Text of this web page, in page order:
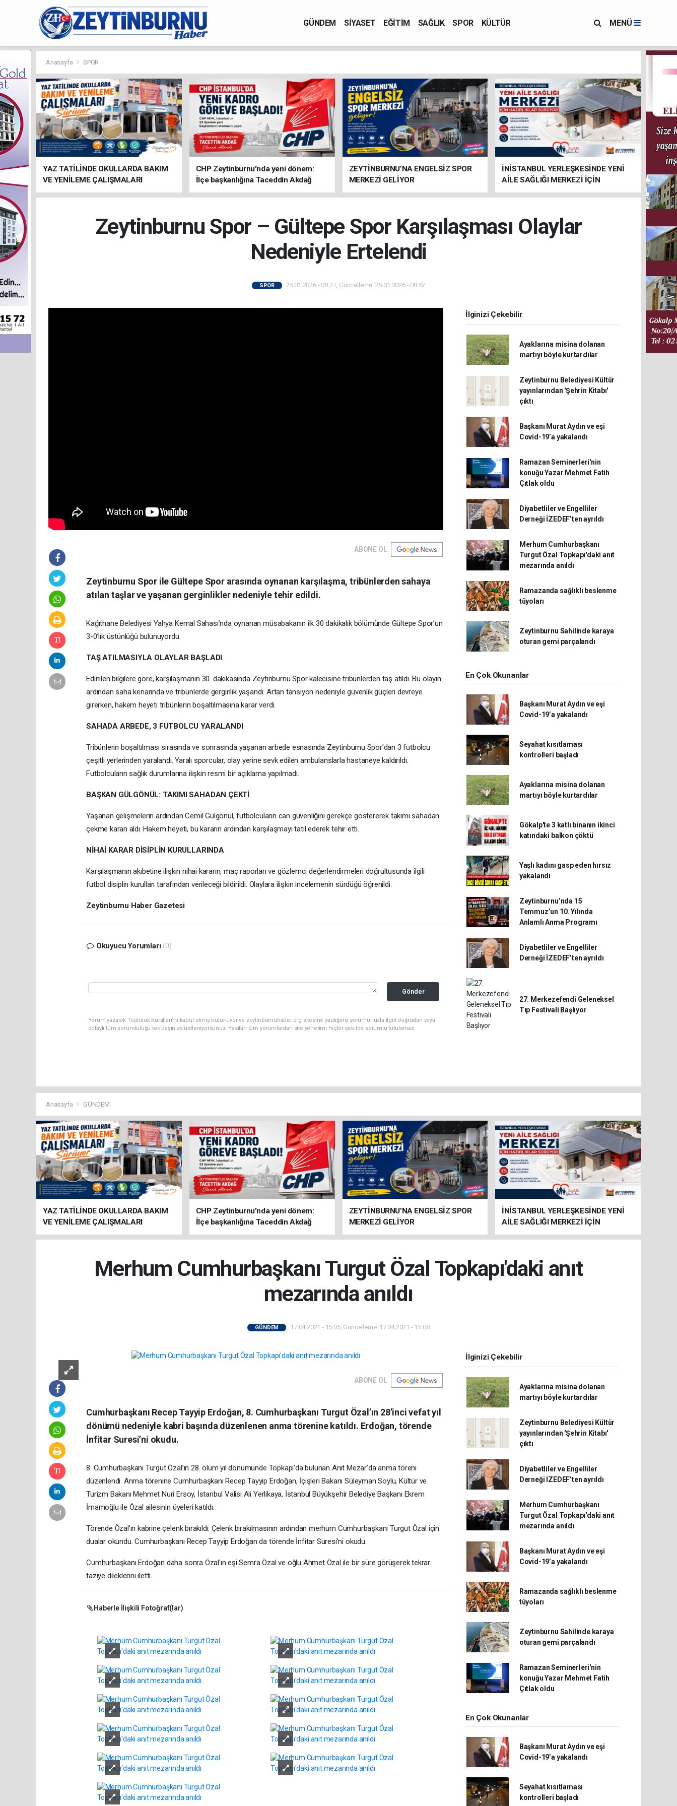
GÜNDEM SİYASET EĞİTİM SAĞLIK SPOR KÜLTÜR MENÜ
Anasayfa SPOR
YAZ TATİLİNDE OKULLARDA BAKIM
VE YENİLEME ÇALIŞMALARI
SÜRÜYOR
CHP Zeytinburnu'nda yeni dönem:
İlçe başkanlığına Taceddin Akdağ
atandı
ZEYTİNBURNU’NA ENGELSİZ SPOR
MERKEZİ GELİYOR
İNİSTANBUL YERLEŞKESİNDE YENİ
AİLE SAĞLIĞI MERKEZİ İÇİN
HAZIRLIKLAR SÜRÜYOR
Zeytinburnu Spor – Gültepe Spor Karşılaşması Olaylar
Nedeniyle Ertelendi
SPOR 25.01.2026 - 08:27, Güncelleme: 25.01.2026 - 08:52
ABONE OL
Zeytinburnu Spor ile Gültepe Spor arasında oynanan karşılaşma, tribünlerden sahaya
atılan taşlar ve yaşanan gerginlikler nedeniyle tehir edildi.
Kağıthane Belediyesi Yahya Kemal Sahası’nda oynanan müsabakanın ilk 30 dakikalık bölümünde Gültepe Spor’un
3-0’lık üstünlüğü bulunuyordu.
TAŞ ATILMASIYLA OLAYLAR BAŞLADI
Edinilen bilgilere göre, karşılaşmanın 30. dakikasında Zeytinburnu Spor kalecisine tribünlerden taş atıldı. Bu olayın
ardından saha kenarında ve tribünlerde gerginlik yaşandı. Artan tansiyon nedeniyle güvenlik güçleri devreye
girerken, hakem heyeti tribünlerin boşaltılmasına karar verdi.
SAHADA ARBEDE, 3 FUTBOLCU YARALANDI
Tribünlerin boşaltılması sırasında ve sonrasında yaşanan arbede esnasında Zeytinburnu Spor’dan 3 futbolcu
çeşitli yerlerinden yaralandı. Yaralı sporcular, olay yerine sevk edilen ambulanslarla hastaneye kaldırıldı.
Futbolcuların sağlık durumlarına ilişkin resmi bir açıklama yapılmadı.
BAŞKAN GÜLGÖNÜL: TAKIMI SAHADAN ÇEKTİ
Yaşanan gelişmelerin ardından Cemil Gülgönül, futbolcuların can güvenliğini gerekçe göstererek takımı sahadan
çekme kararı aldı. Hakem heyeti, bu kararın ardından karşılaşmayı tatil ederek tehir etti.
NİHAİ KARAR DİSİPLİN KURULLARINDA
Karşılaşmanın akıbetine ilişkin nihai kararın, maç raporları ve gözlemci değerlendirmeleri doğrultusunda ilgili
futbol disiplin kurulları tarafından verileceği bildirildi. Olaylara ilişkin incelemenin sürdüğü öğrenildi.
Zeytinburnu Haber Gazetesi
Okuyucu Yorumları (0)
Gönder
Yorum yazarak Topluluk Kuralları’nı kabul etmiş bulunuyor ve zeytinburnuhaber.org sitesine yaptığınız yorumunuzla ilgili doğrudan veya
dolaylı tüm sorumluluğu tek başınıza üstleniyorsunuz. Yazılan tüm yorumlardan site yönetimi hiçbir şekilde sorumlu tutulamaz.
İlginizi Çekebilir
Ayaklarına misina dolanan
martıyı böyle kurtardılar
Zeytinburnu Belediyesi Kültür
yayınlarından 'Şehrin Kitabı'
çıktı
Başkanı Murat Aydın ve eşi
Covid-19’a yakalandı
Ramazan Seminerleri'nin
konuğu Yazar Mehmet Fatih
Çıtlak oldu
Diyabetliler ve Engelliler
Derneği İZEDEF’ten ayrıldı
Merhum Cumhurbaşkanı
Turgut Özal Topkapı'daki anıt
mezarında anıldı
Ramazanda sağlıklı beslenme
tüyoları
Zeytinburnu Sahilinde karaya
oturan gemi parçalandı
En Çok Okunanlar
Başkanı Murat Aydın ve eşi
Covid-19’a yakalandı
Seyahat kısıtlaması
kontrolleri başladı
Ayaklarına misina dolanan
martıyı böyle kurtardılar
Gökalp'te 3 katlı binanın ikinci
katındaki balkon çöktü
Yaşlı kadını gasp eden hırsız
yakalandı
Zeytinburnu’nda 15
Temmuz’un 10. Yılında
Anlamlı Anma Programı
Diyabetliler ve Engelliler
Derneği İZEDEF’ten ayrıldı
27. Merkezefendi Geleneksel
Tıp Festivali Başlıyor
Anasayfa GÜNDEM
YAZ TATİLİNDE OKULLARDA BAKIM
VE YENİLEME ÇALIŞMALARI
SÜRÜYOR
CHP Zeytinburnu'nda yeni dönem:
İlçe başkanlığına Taceddin Akdağ
atandı
ZEYTİNBURNU’NA ENGELSİZ SPOR
MERKEZİ GELİYOR
İNİSTANBUL YERLEŞKESİNDE YENİ
AİLE SAĞLIĞI MERKEZİ İÇİN
HAZIRLIKLAR SÜRÜYOR
Merhum Cumhurbaşkanı Turgut Özal Topkapı'daki anıt
mezarında anıldı
GÜNDEM 17.04.2021 - 15:05, Güncelleme: 17.04.2021 - 15:08
ABONE OL
Cumhurbaşkanı Recep Tayyip Erdoğan, 8. Cumhurbaşkanı Turgut Özal’ın 28’inci vefat yıl
dönümü nedeniyle kabri başında düzenlenen anma törenine katıldı. Erdoğan, törende
İnfitar Suresi’ni okudu.
8. Cumhurbaşkanı Turgut Özal’ın 28. ölüm yıl dönümünde Topkapı’da bulunan Anıt Mezar’da anma töreni
düzenlendi. Anma törenine Cumhurbaşkanı Recep Tayyip Erdoğan, İçişleri Bakanı Süleyman Soylu, Kültür ve
Turizm Bakanı Mehmet Nuri Ersoy, İstanbul Valisi Ali Yerlikaya, İstanbul Büyükşehir Belediye Başkanı Ekrem
İmamoğlu ile Özal ailesinin üyeleri katıldı.
Törende Özal’ın kabrine çelenk bırakıldı. Çelenk bırakılmasının ardından merhum Cumhurbaşkanı Turgut Özal için
dualar okundu. Cumhurbaşkanı Recep Tayyip Erdoğan da törende İnfitar Suresi'ni okudu.
Cumhurbaşkanı Erdoğan daha sonra Özal'ın eşi Semra Özal ve oğlu Ahmet Özal ile bir süre görüşerek tekrar
taziye dileklerini iletti.
Haberle İlişkili Fotoğraf(lar)
İlginizi Çekebilir
Ayaklarına misina dolanan
martıyı böyle kurtardılar
Zeytinburnu Belediyesi Kültür
yayınlarından 'Şehrin Kitabı'
çıktı
Diyabetliler ve Engelliler
Derneği İZEDEF’ten ayrıldı
Merhum Cumhurbaşkanı
Turgut Özal Topkapı'daki anıt
mezarında anıldı
Başkanı Murat Aydın ve eşi
Covid-19’a yakalandı
Ramazanda sağlıklı beslenme
tüyoları
Zeytinburnu Sahilinde karaya
oturan gemi parçalandı
Ramazan Seminerleri'nin
konuğu Yazar Mehmet Fatih
Çıtlak oldu
En Çok Okunanlar
Başkanı Murat Aydın ve eşi
Covid-19’a yakalandı
Seyahat kısıtlaması
kontrolleri başladı